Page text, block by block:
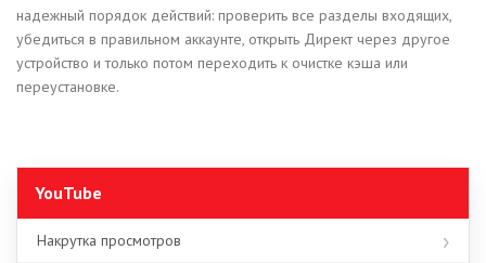
надежный порядок действий: проверить все разделы входящих,
убедиться в правильном аккаунте, открыть Директ через другое
устройство и только потом переходить к очистке кэша или
переустановке.
YouTube
Накрутка просмотров